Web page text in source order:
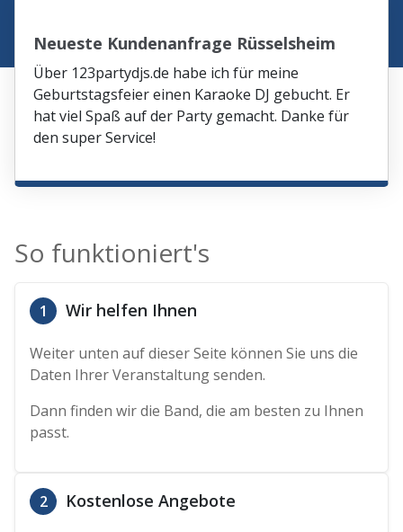
Neueste Kundenanfrage Rüsselsheim
Über 123partydjs.de habe ich für meine
Geburtstagsfeier einen Karaoke DJ gebucht. Er
hat viel Spaß auf der Party gemacht. Danke für
den super Service!
So funktioniert's
1 Wir helfen Ihnen
Weiter unten auf dieser Seite können Sie uns die
Daten Ihrer Veranstaltung senden.
Dann finden wir die Band, die am besten zu Ihnen
passt.
2 Kostenlose Angebote